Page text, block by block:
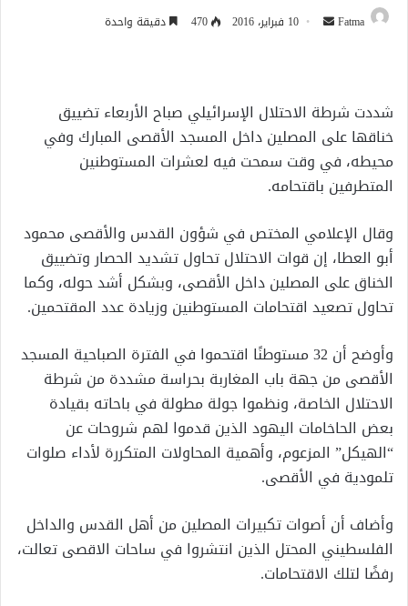
Fatma
أرسل 10 فبراير، 2016 470 دقيقة واحدة
شددت شرطة الاحتلال الإسرائيلي صباح الأربعاء تضييق
خناقها على المصلين داخل المسجد الأقصى المبارك وفي
محيطه، في وقت سمحت فيه لعشرات المستوطنين
المتطرفين باقتحامه.
وقال الإعلامي المختص في شؤون القدس والأقصى محمود
أبو العطا، إن قوات الاحتلال تحاول تشديد الحصار وتضييق
الخناق على المصلين داخل الأقصى، وبشكل أشد حوله، وكما
تحاول تصعيد اقتحامات المستوطنين وزيادة عدد المقتحمين.
وأوضح أن 32 مستوطنًا اقتحموا في الفترة الصباحية المسجد
الأقصى من جهة باب المغاربة بحراسة مشددة من شرطة
الاحتلال الخاصة، ونظموا جولة مطولة في باحاته بقيادة
بعض الحاخامات اليهود الذين قدموا لهم شروحات عن
“الهيكل” المزعوم، وأهمية المحاولات المتكررة لأداء صلوات
تلمودية في الأقصى.
وأضاف أن أصوات تكبيرات المصلين من أهل القدس والداخل
الفلسطيني المحتل الذين انتشروا في ساحات الاقصى تعالت،
رفضًا لتلك الاقتحامات.